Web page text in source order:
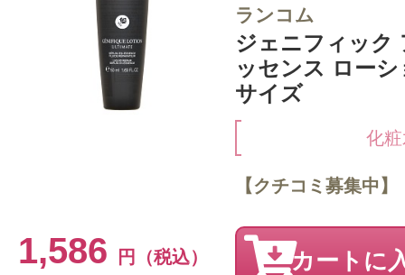
ランコム
ジェニフィック
ッセンス ロー
サイズ
化
1,586 円（税込）
【クチコミ募集中】
カートに